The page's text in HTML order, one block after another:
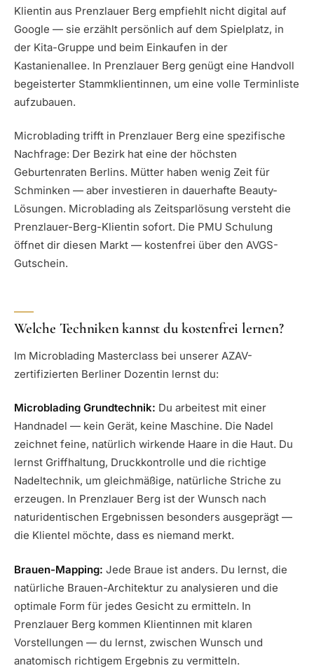
Klientin aus Prenzlauer Berg empfiehlt nicht digital auf
Google — sie erzählt persönlich auf dem Spielplatz, in
der Kita-Gruppe und beim Einkaufen in der
Kastanienallee. In Prenzlauer Berg genügt eine Handvoll
begeisterter Stammklientinnen, um eine volle Terminliste
aufzubauen.
Microblading trifft in Prenzlauer Berg eine spezifische
Nachfrage: Der Bezirk hat eine der höchsten
Geburtenraten Berlins. Mütter haben wenig Zeit für
Schminken — aber investieren in dauerhafte Beauty-
Lösungen. Microblading als Zeitsparlösung versteht die
Prenzlauer-Berg-Klientin sofort. Die PMU Schulung
öffnet dir diesen Markt — kostenfrei über den AVGS-
Gutschein.
Welche Techniken kannst du kostenfrei lernen?
Im Microblading Masterclass bei unserer AZAV-
zertifizierten Berliner Dozentin lernst du:
Microblading Grundtechnik: Du arbeitest mit einer
Handnadel — kein Gerät, keine Maschine. Die Nadel
zeichnet feine, natürlich wirkende Haare in die Haut. Du
lernst Griffhaltung, Druckkontrolle und die richtige
Nadeltechnik, um gleichmäßige, natürliche Striche zu
erzeugen. In Prenzlauer Berg ist der Wunsch nach
naturidentischen Ergebnissen besonders ausgeprägt —
die Klientel möchte, dass es niemand merkt.
Brauen-Mapping: Jede Braue ist anders. Du lernst, die
natürliche Brauen-Architektur zu analysieren und die
optimale Form für jedes Gesicht zu ermitteln. In
Prenzlauer Berg kommen Klientinnen mit klaren
Vorstellungen — du lernst, zwischen Wunsch und
anatomisch richtigem Ergebnis zu vermitteln.